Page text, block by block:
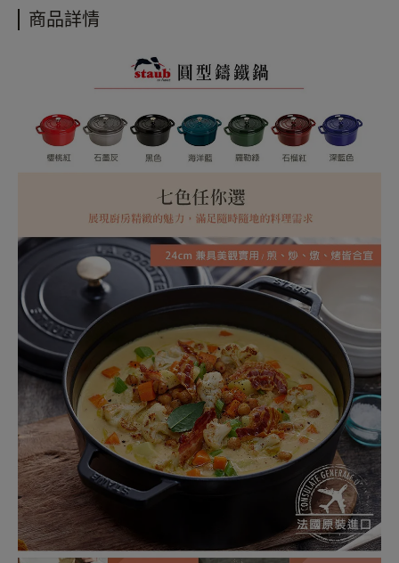
商品產地：法國
• 更多購物資訊，請參閱以下說明
購物說明
會員紅利
商品詳情